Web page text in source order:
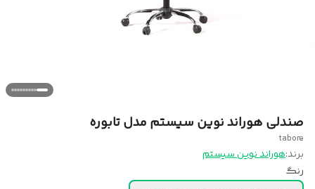
صندلی هوراند نوین سیستم مدل تابوره
tabore
برند:هوراند نوین سیستم
رنگ